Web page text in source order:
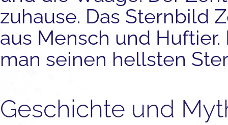
zuhause. Das Sternbild
aus Mensch und
man seinen hellsten
Geschichte und